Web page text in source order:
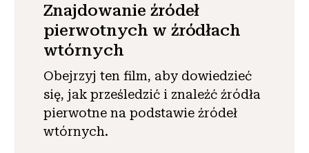
Znajdowanie źródeł
pierwotnych w źródłach
wtórnych
Obejrzyj ten film, aby dowiedzieć
się, jak prześledzić i znaleźć źródła
pierwotne na podstawie źródeł
wtórnych.